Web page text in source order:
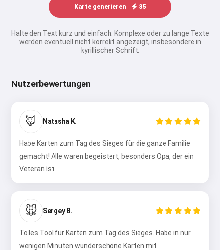
Karte generieren 35
Halte den Text kurz und einfach. Komplexe oder zu lange Texte
werden eventuell nicht korrekt angezeigt, insbesondere in
kyrillischer Schrift.
Nutzerbewertungen
🦊 Natasha K.
Habe Karten zum Tag des Sieges für die ganze Familie
gemacht! Alle waren begeistert, besonders Opa, der ein
Veteran ist.
🐭 Sergey B.
Tolles Tool für Karten zum Tag des Sieges. Habe in nur
wenigen Minuten wunderschöne Karten mit